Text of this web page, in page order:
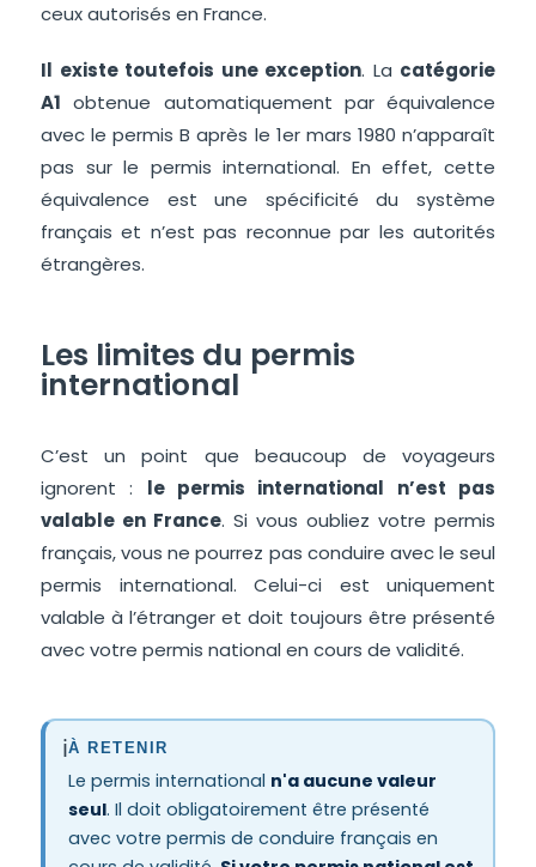
ceux autorisés en France.
Il existe toutefois une exception. La catégorie
A1 obtenue automatiquement par équivalence
avec le permis B après le 1er mars 1980 n’apparaît
pas sur le permis international. En effet, cette
équivalence est une spécificité du système
français et n’est pas reconnue par les autorités
étrangères.
Les limites du permis
international
C’est un point que beaucoup de voyageurs
ignorent : le permis international n’est pas
valable en France. Si vous oubliez votre permis
français, vous ne pourrez pas conduire avec le seul
permis international. Celui-ci est uniquement
valable à l’étranger et doit toujours être présenté
avec votre permis national en cours de validité.
ℹ️À RETENIR
Le permis international n'a aucune valeur
seul. Il doit obligatoirement être présenté
avec votre permis de conduire français en